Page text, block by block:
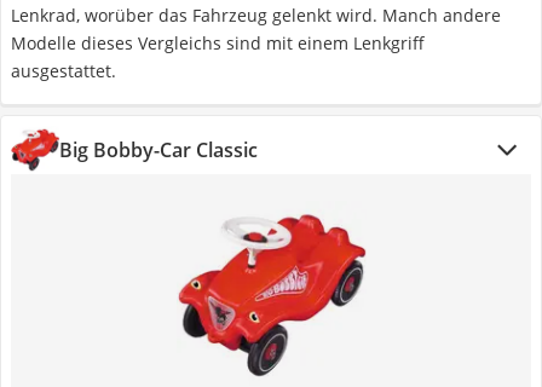
Lenkrad, worüber das Fahrzeug gelenkt wird. Manch andere
Modelle dieses Vergleichs sind mit einem Lenkgriff
ausgestattet.
Big Bobby-Car Classic